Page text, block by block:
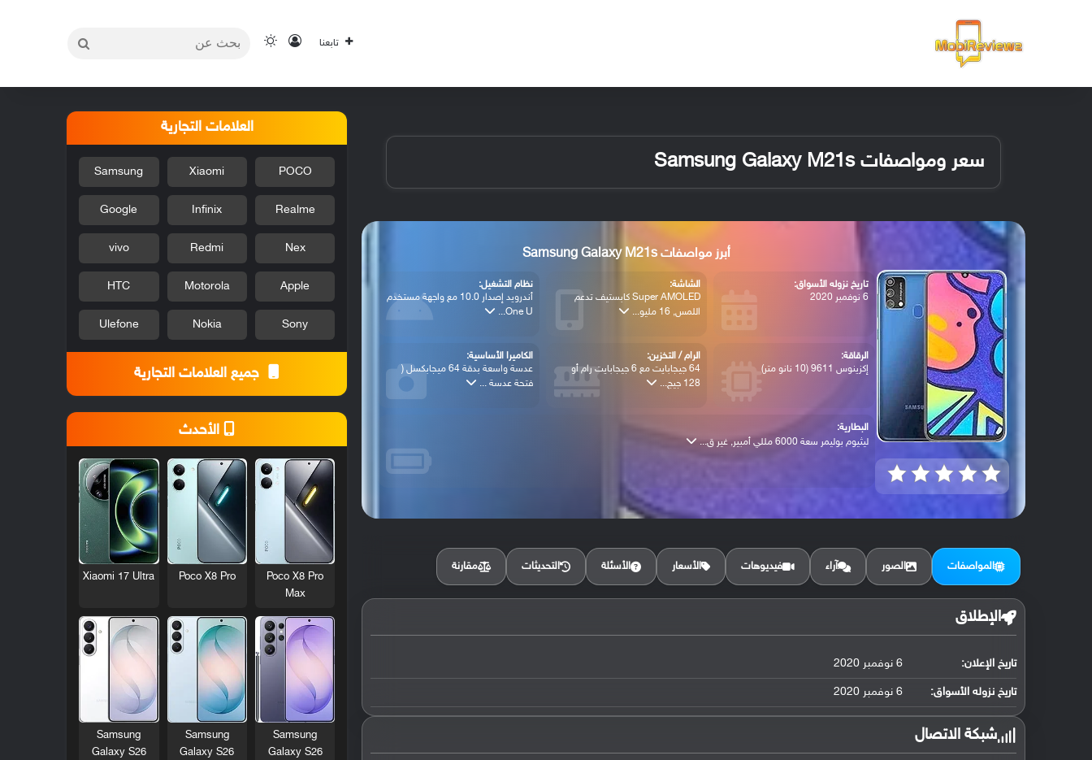
تابعنا تسجيل الدخول
الوضع المظلم
سعر ومواصفات Samsung Galaxy M21s
أبرز مواصفات Samsung Galaxy M21s
تاريخ نزوله الأسواق:
6 نوفمبر 2020
الشاشة:
Super AMOLED كابستيف تدعم
اللمس, 16 مليو...
نظام التشغيل:
أندرويد إصدار 10.0 مع واجهة مستخدم
One U...
الرقاقة:
إكزينوس 9611 (10 نانو متر)
الرام / التخزين:
64 جيجابايت مع 6 جيجابايت رام أو
128 جيج...
الكاميرا الأساسية:
عدسة واسعة بدقة 64 ميجابكسل (
فتحة عدسة ...
البطارية:
ليثيوم بوليمر سعة 6000 مللي أمبير, غير ق...
المواصفات الصور آراء فيديوهات الأسعار الأسئلة التحديثات مقارنة
الإطلاق
تاريخ الإعلان: 6 نوفمبر 2020
تاريخ نزوله الأسواق: 6 نوفمبر 2020
شبكة الاتصال
العلامات التجارية
POCO
Xiaomi
Samsung
Realme
Infinix
Google
Nex
Redmi
vivo
Apple
Motorola
HTC
Sony
Nokia
Ulefone
جميع العلامات التجارية
الأحدث
Poco X8 Pro
Max
Poco X8 Pro
Xiaomi 17 Ultra
Samsung
Galaxy S26
Samsung
Galaxy S26
Samsung
Galaxy S26